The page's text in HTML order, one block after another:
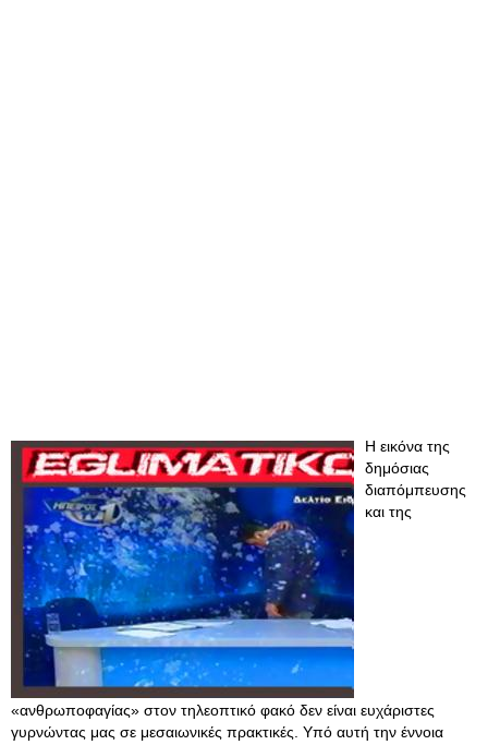
Η εικόνα της
δημόσιας
διαπόμπευσης
και της
«ανθρωποφαγίας» στον τηλεοπτικό φακό δεν είναι ευχάριστες
γυρνώντας μας σε μεσαιωνικές πρακτικές. Υπό αυτή την έννοια